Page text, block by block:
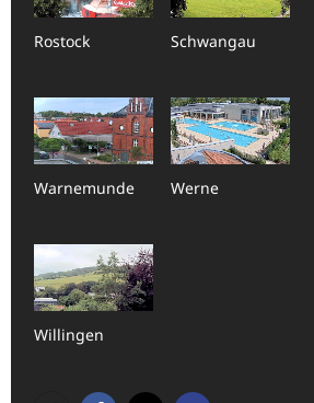
Rostock Schwangau
Warnemunde Werne
Willingen